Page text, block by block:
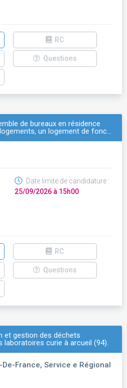
RC
Questions
de bureaux en résidence
un logement de fonc…
Date limite de candidature :
25/09/2026 à 15h00
RC
Questions
et gestion des déchets
laboratoires curie à arcueil (94).
France, Service e Régional